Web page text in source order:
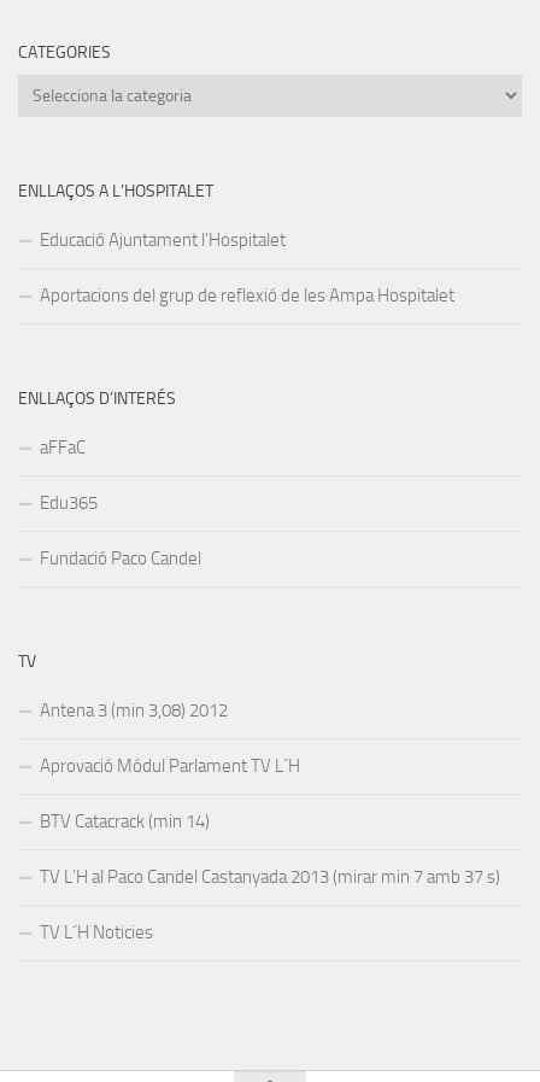
CATEGORIES
Categories
ENLLAÇOS A L’HOSPITALET
Educació Ajuntament l’Hospitalet
Aportacions del grup de reflexió de les Ampa Hospitalet
ENLLAÇOS D’INTERÉS
aFFaC
Edu365
Fundació Paco Candel
TV
Antena 3 (min 3,08) 2012
Aprovació Módul Parlament TV L´H
BTV Catacrack (min 14)
TV L’H al Paco Candel Castanyada 2013 (mirar min 7 amb 37 s)
TV L´H Noticies